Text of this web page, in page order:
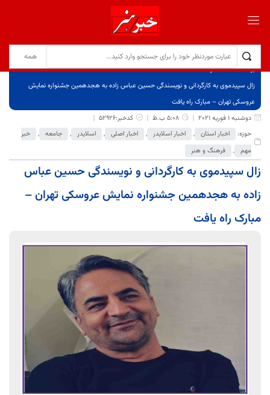
برگ نخست
نوشته‌ها
زال سپیدموی به کارگردانی و نویسندگی حسین عباس زاده به هجدهمین جشنواره نمایش
عروسکی تهران – مبارک راه یافت
دوشنبه 1 فوریه 2021
5:08 ب.ظ
کدخبر:52926
حوزه:
اخبار استان , اخبار اسلایدر , اخبار اصلی , اسلایدر , جامعه ,
خبر
مهم , فرهنگ و هنر
زال سپیدموی به کارگردانی و نویسندگی حسین عباس
زاده به هجدهمین جشنواره نمایش عروسکی تهران –
مبارک راه یافت